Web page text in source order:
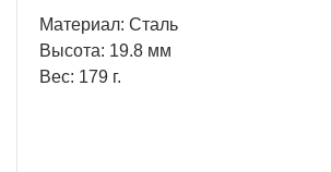
Материал: Сталь
Высота: 19.8 мм
Вес: 179 г.